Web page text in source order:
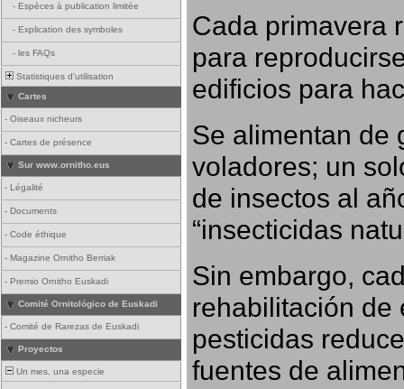
- Espèces à publication limitée
- Explication des symboles
- les FAQs
Statistiques d'utilisation
Cartes
- Oiseaux nicheurs
- Cartes de présence
Sur www.ornitho.eus
- Légalité
- Documents
- Code éthique
- Magazine Ornitho Berriak
- Premio Ornitho Euskadi
Comité Ornitológico de Euskadi
- Comité de Rarezas de Euskadi
Proyectos
Un mes, una especie
Cada primavera
para
edificios para
Se alimentan de
voladores; un
de insectos al
“insecticidas
Sin embargo,
rehabilitación de
pesticidas
fuentes de